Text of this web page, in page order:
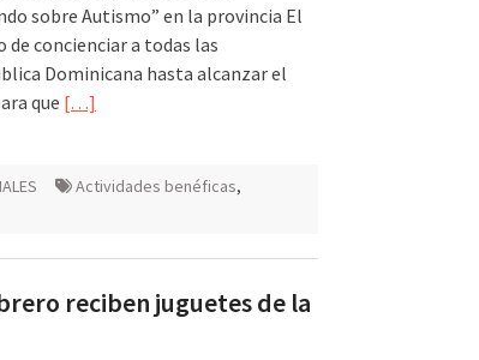
sobre Autismo” en la provincia El
de concienciar a todas las
Dominicana hasta alcanzar el
que […]
Actividades benéficas,
reciben juguetes de la